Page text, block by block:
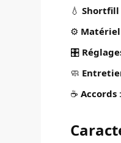
💧Shortfill
⚙️ Matériel
🎛️
🧼
☕Accords